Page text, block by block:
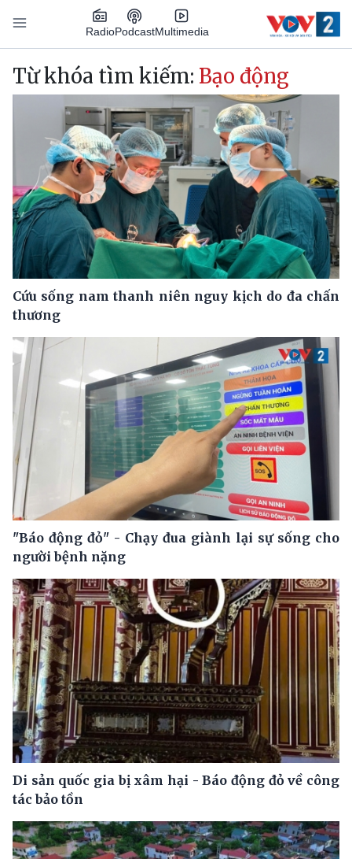
Nhảy đến nội dung
RadioPodcastMultimedia
Main navigation
Từ khóa tìm kiếm: Bạo động
Cứu sống nam thanh niên nguy kịch do đa chấn
thương
"Báo động đỏ" - Chạy đua giành lại sự sống cho
người bệnh nặng
Di sản quốc gia bị xâm hại - Báo động đỏ về công
tác bảo tồn